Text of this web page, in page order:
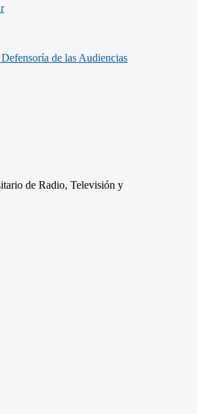
de las Audiencias
de Radio, Televisión y